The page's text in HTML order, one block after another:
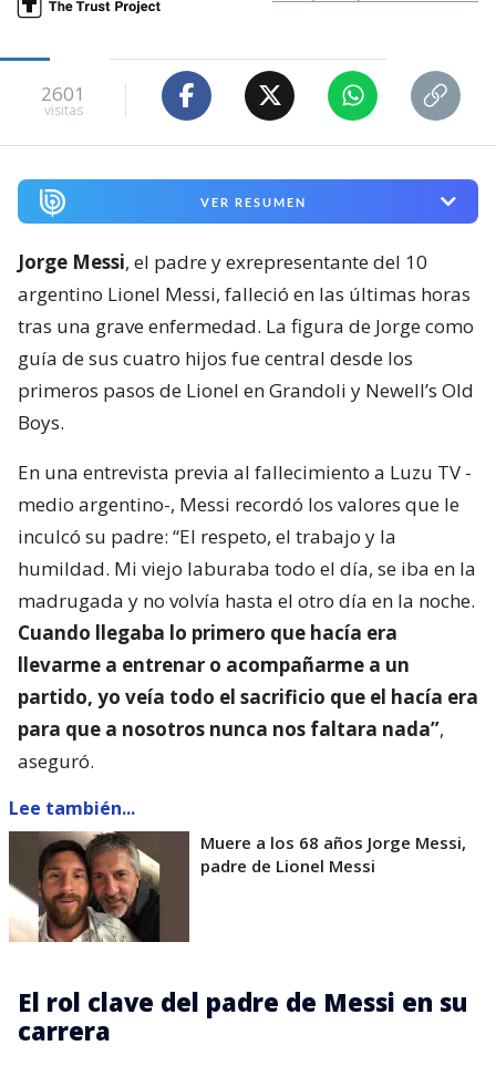
2601
visitas
VER RESUMEN
Jorge Messi, el padre y exrepresentante del 10
argentino Lionel Messi, falleció en las últimas horas
tras una grave enfermedad. La figura de Jorge como
guía de sus cuatro hijos fue central desde los
primeros pasos de Lionel en Grandoli y Newell’s Old
Boys.
En una entrevista previa al fallecimiento a Luzu TV -
medio argentino-, Messi recordó los valores que le
inculcó su padre: “El respeto, el trabajo y la
humildad. Mi viejo laburaba todo el día, se iba en la
madrugada y no volvía hasta el otro día en la noche.
Cuando llegaba lo primero que hacía era
llevarme a entrenar o acompañarme a un
partido, yo veía todo el sacrificio que el hacía era
para que a nosotros nunca nos faltara nada”,
aseguró.
Lee también...
Muere a los 68 años Jorge Messi,
padre de Lionel Messi
El rol clave del padre de Messi en su
carrera